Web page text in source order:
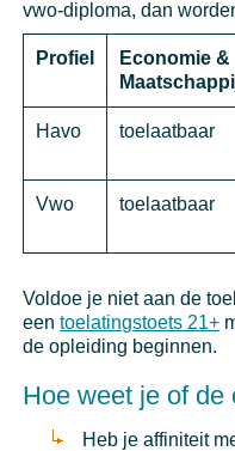
vwo-diploma, dan
Profiel
Economie &
Havo toelaatbaar
Vwo toelaatbaar
Voldoe je niet aan de
eentoelatingstoets 21+
de opleiding beginnen.
Hoe weet je of de
Heb je affiniteit